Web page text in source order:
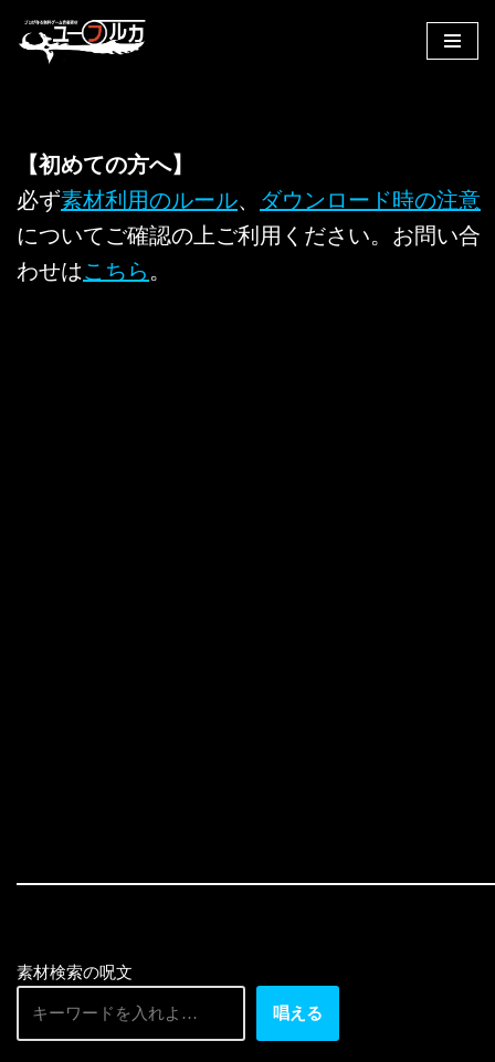
へ
キ
ッ
【初めての方へ】
必ず素材利用のルール、 ダウンロード時の注意
についてご確認の上ご利用ください。お問い合
わせはこちら 。
素材検索の呪文
唱える